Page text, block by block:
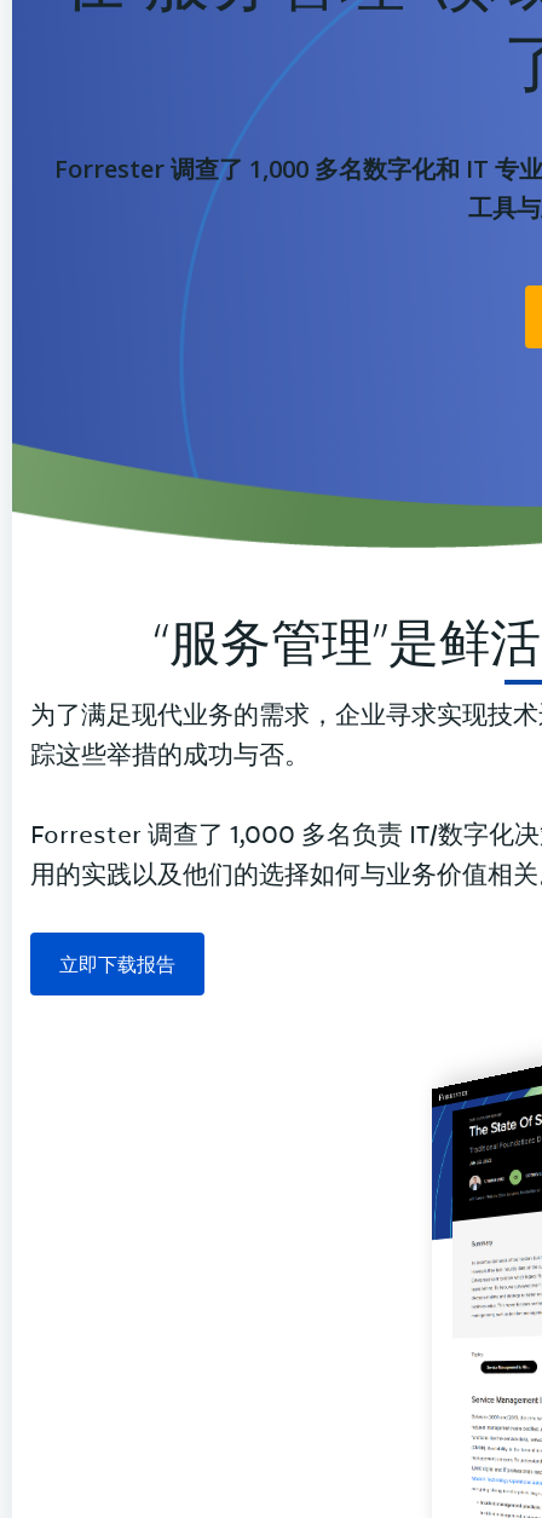
Forrester 调查了 1,000 多名数字化和 IT 专
工具
“服务管理”是鲜
为了满足现代业务的需求，企业寻求实现技
踪这些举措的成功与否。
Forrester 调查了 1,000 多名负责 IT/数字化
用的实践以及他们的选择如何与业务价值相
立即下载报告